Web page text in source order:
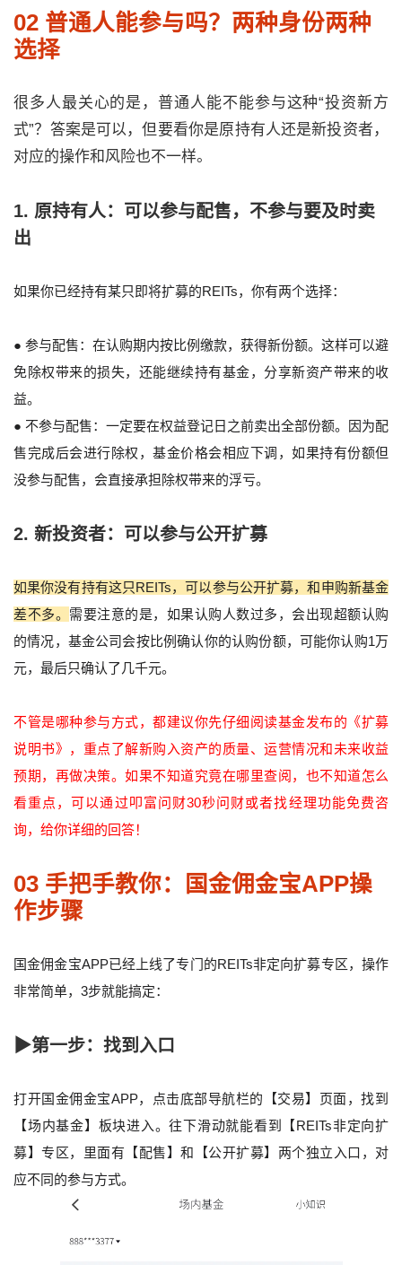
02 普通人能参与吗？两种身份两种
选择
很多人最关心的是，普通人能不能参与这种“投资新方
式”？答案是可以，但要看你是原持有人还是新投资者，
对应的操作和风险也不一样。
1. 原持有人：可以参与配售，不参与要及时卖
出
如果你已经持有某只即将扩募的REITs，你有两个选择：
● 参与配售：在认购期内按比例缴款，获得新份额。这样可以避
免除权带来的损失，还能继续持有基金，分享新资产带来的收
益。
● 不参与配售：一定要在权益登记日之前卖出全部份额。因为配
售完成后会进行除权，基金价格会相应下调，如果持有份额但
没参与配售，会直接承担除权带来的浮亏。
2. 新投资者：可以参与公开扩募
如果你没有持有这只REITs，可以参与公开扩募，和申购新基金
差不多。 需要注意的是，如果认购人数过多，会出现超额认购
的情况，基金公司会按比例确认你的认购份额，可能你认购1万
元，最后只确认了几千元。
不管是哪种参与方式，都建议你先仔细阅读基金发布的《扩募
说明书》，重点了解新购入资产的质量、运营情况和未来收益
预期，再做决策。如果不知道究竟在哪里查阅，也不知道怎么
看重点，可以通过叩富问财30秒问财或者找经理功能免费咨
询，给你详细的回答！
03 手把手教你：国金佣金宝APP操
作步骤
国金佣金宝APP已经上线了专门的REITs非定向扩募专区，操作
非常简单，3步就能搞定：
▶第一步：找到入口
打开国金佣金宝APP，点击底部导航栏的【交易】页面，找到
【场内基金】板块进入。往下滑动就能看到【REITs非定向扩
募】专区，里面有【配售】和【公开扩募】两个独立入口，对
应不同的参与方式。